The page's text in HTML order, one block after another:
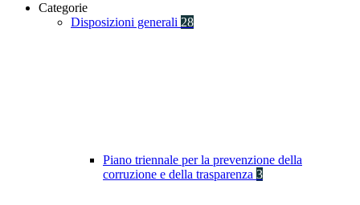
Categorie
Disposizioni generali 28
Piano triennale per la prevenzione della
corruzione e della trasparenza 3